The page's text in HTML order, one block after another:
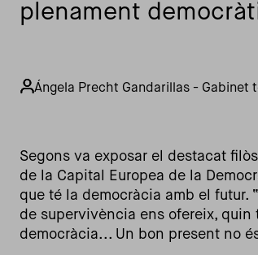
plenament
Ángela Precht Gandarillas - Gabinet
Segons va exposar el destacat
de la Capital Europea de la
que té la democràcia amb el futur.
de supervivència ens ofereix,
democràcia... Un bon present no